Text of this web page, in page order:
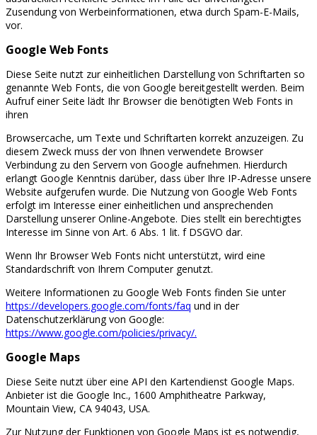
Zusendung von Werbeinformationen, etwa durch Spam-E-Mails,
vor.
Google Web Fonts
Diese Seite nutzt zur einheitlichen Darstellung von Schriftarten so
genannte Web Fonts, die von Google bereitgestellt werden. Beim
Aufruf einer Seite lädt Ihr Browser die benötigten Web Fonts in
ihren
Browsercache, um Texte und Schriftarten korrekt anzuzeigen. Zu
diesem Zweck muss der von Ihnen verwendete Browser
Verbindung zu den Servern von Google aufnehmen. Hierdurch
erlangt Google Kenntnis darüber, dass über Ihre IP-Adresse unsere
Website aufgerufen wurde. Die Nutzung von Google Web Fonts
erfolgt im Interesse einer einheitlichen und ansprechenden
Darstellung unserer Online-Angebote. Dies stellt ein berechtigtes
Interesse im Sinne von Art. 6 Abs. 1 lit. f DSGVO dar.
Wenn Ihr Browser Web Fonts nicht unterstützt, wird eine
Standardschrift von Ihrem Computer genutzt.
Weitere Informationen zu Google Web Fonts finden Sie unter
https://developers.google.com/fonts/faq und in der
Datenschutzerklärung von Google:
https://www.google.com/policies/privacy/.
Google Maps
Diese Seite nutzt über eine API den Kartendienst Google Maps.
Anbieter ist die Google Inc., 1600 Amphitheatre Parkway,
Mountain View, CA 94043, USA.
Zur Nutzung der Funktionen von Google Maps ist es notwendig,